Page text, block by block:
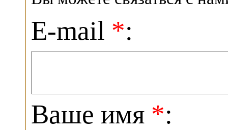
E-mail *:
Ваше имя *: